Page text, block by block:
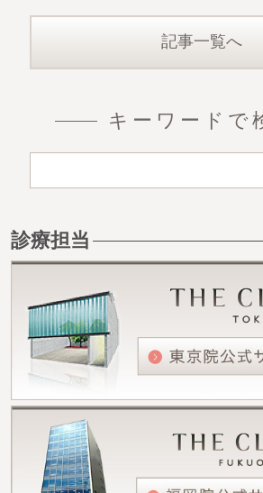
じつは先日の下
記事一覧へ
キーワードで
診療担当